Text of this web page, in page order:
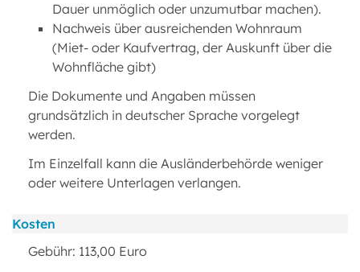
Dauer unmöglich oder unzumutbar machen).
Nachweis über ausreichenden Wohnraum
(Miet- oder Kaufvertrag, der Auskunft über die
Wohnfläche gibt)
Die Dokumente und Angaben müssen
grundsätzlich in deutscher Sprache vorgelegt
werden.
Im Einzelfall kann die Ausländerbehörde weniger
oder weitere Unterlagen verlangen.
Kosten
Gebühr: 113,00 Euro